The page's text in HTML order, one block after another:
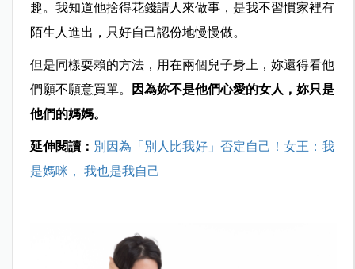
趣。我知道他捨得花錢請人來做事，是我不習慣家裡有
陌生人進出，只好自己認份地慢慢做。
但是同樣耍賴的方法，用在兩個兒子身上，妳還得看他
們願不願意買單。
因為妳不是他們心愛的女人，妳只是
他們的媽媽。
延伸閱讀： 別因為「別人比我好」否定自己！女王：我
是媽咪， 我也是我自己